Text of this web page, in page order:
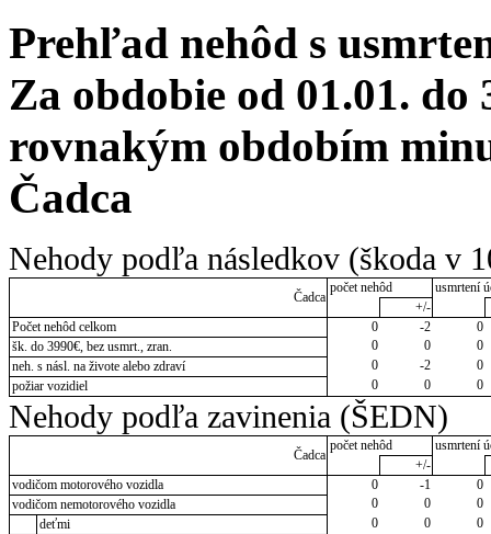
Prehľad nehôd s
Za obdobie od 01.01. do
rovnakým obdobím
Čadca
Nehody podľa následkov (škoda v
Čadca
počet nehôd
usmrtení
+/-
Počet nehôd celkom
0 -2
0
šk. do 3990€, bez usmrt., zran.
0 0
0
neh. s násl. na živote alebo zdraví
0 -2
0
požiar vozidiel
0 0 0
Nehody podľa zavinenia (ŠEDN)
Čadca
počet nehôd
usmrtení
+/-
vodičom motorového vozidla
0 -1
0
vodičom nemotorového vozidla
0 0
0
deťmi
0 0
0